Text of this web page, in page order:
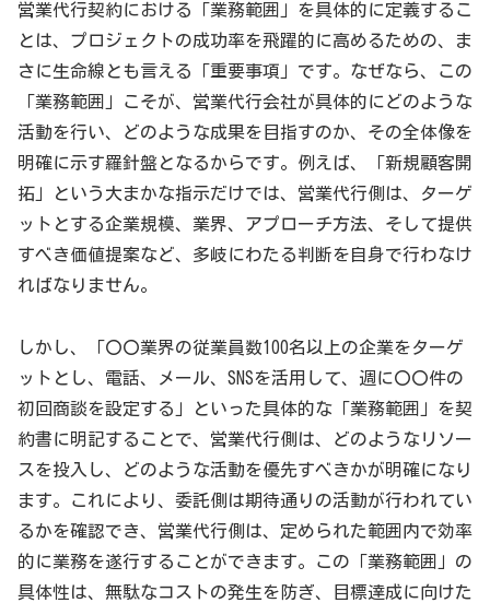
営業代行契約における「業務範囲」を具体的に定義するこ
とは、プロジェクトの成功率を飛躍的に高めるための、ま
さに生命線とも言える「重要事項」です。なぜなら、この
「業務範囲」こそが、営業代行会社が具体的にどのような
活動を行い、どのような成果を目指すのか、その全体像を
明確に示す羅針盤となるからです。例えば、「新規顧客開
拓」という大まかな指示だけでは、営業代行側は、ターゲ
ットとする企業規模、業界、アプローチ方法、そして提供
すべき価値提案など、多岐にわたる判断を自身で行わなけ
ればなりません。
しかし、「〇〇業界の従業員数100名以上の企業をターゲ
ットとし、電話、メール、SNSを活用して、週に〇〇件の
初回商談を設定する」といった具体的な「業務範囲」を契
約書に明記することで、営業代行側は、どのようなリソー
スを投入し、どのような活動を優先すべきかが明確になり
ます。これにより、委託側は期待通りの活動が行われてい
るかを確認でき、営業代行側は、定められた範囲内で効率
的に業務を遂行することができます。この「業務範囲」の
具体性は、無駄なコストの発生を防ぎ、目標達成に向けた